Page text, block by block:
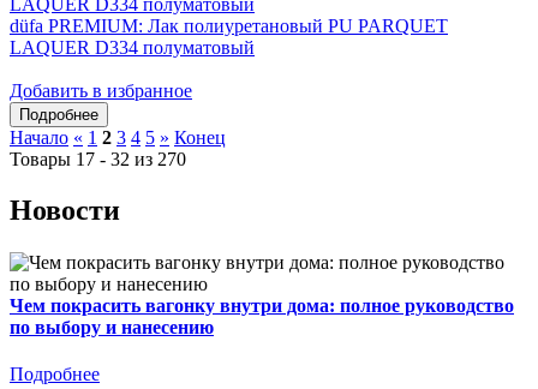
düfa PREMIUM: Лак полиуретановый PU PARQUET
LAQUER D334 полуматовый
Добавить в избранное
Начало « 1 2 3 4 5 » Конец
Товары 17 - 32 из 270
Новости
Чем покрасить вагонку внутри дома: полное руководство
по выбору и нанесению
Подробнее